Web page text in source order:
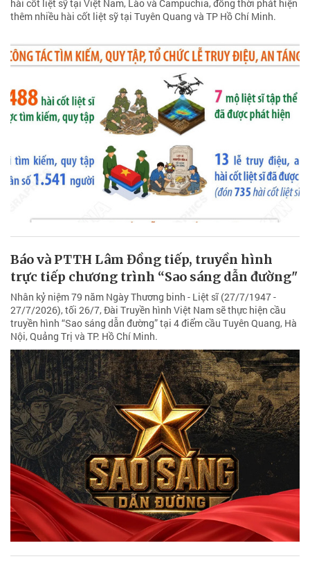
hài cốt liệt sỹ tại Việt Nam, Lào và Campuchia, đồng thời phát hiện
thêm nhiều hài cốt liệt sỹ tại Tuyên Quang và TP Hồ Chí Minh.
Báo và PTTH Lâm Đồng tiếp, truyền hình
trực tiếp chương trình “Sao sáng dẫn đường"
Nhân kỷ niệm 79 năm Ngày Thương binh - Liệt sĩ (27/7/1947 -
27/7/2026), tối 26/7, Đài Truyền hình Việt Nam sẽ thực hiện cầu
truyền hình “Sao sáng dẫn đường” tại 4 điểm cầu Tuyên Quang, Hà
Nội, Quảng Trị và TP. Hồ Chí Minh.